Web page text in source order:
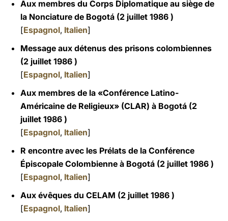
Aux membres du Corps Diplomatique au siège de
la Nonciature de Bogotá (2 juillet 1986 )
[Espagnol, Italien]
Message aux détenus des prisons colombiennes
(2 juillet 1986 )
[Espagnol, Italien]
Aux membres de la «Conférence Latino-
Américaine de Religieux» (CLAR) à Bogotá (2
juillet 1986 )
[Espagnol, Italien]
R encontre avec les Prélats de la Conférence
Épiscopale Colombienne à Bogotá (2 juillet 1986 )
[Espagnol, Italien]
Aux évêques du CELAM (2 juillet 1986 )
[Espagnol, Italien]